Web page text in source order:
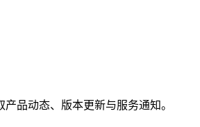
品动态、版本更新与服务通知。